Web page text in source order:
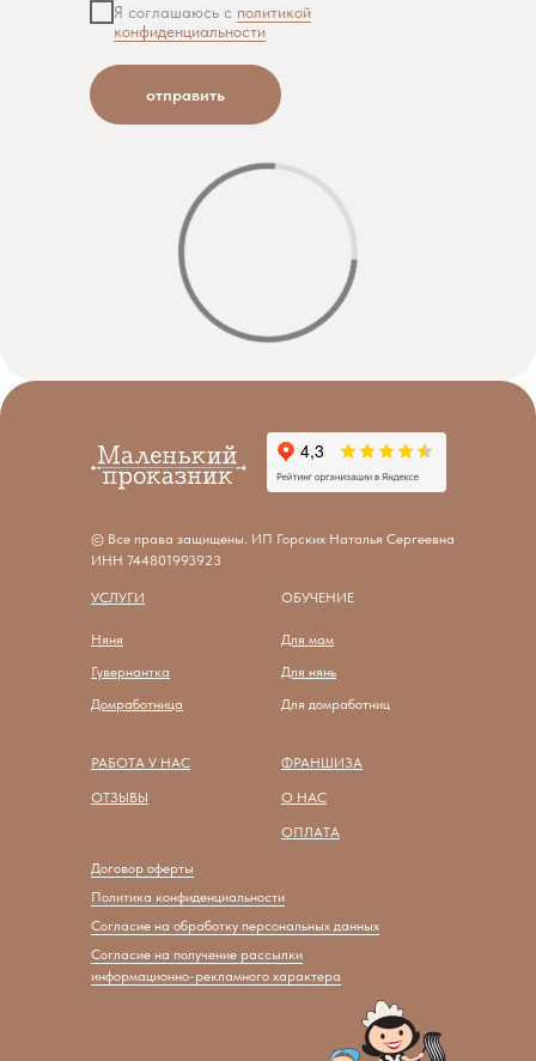
Я соглашаюсь с политикой
конфиденциальности
отправить
Няня
Домработница
Гувернантка
© Все права защищены. ИП Горских Наталья Сергеевна
ИНН 744801993923
Для домработниц
Политика конфиденциальности
Согласие на получение рассылки
информационно-рекламного характера
Согласие на обработку персональных данных
Договор оферты
Для нянь
Для мам
УСЛУГИ ОБУЧЕНИЕ
РАБОТА У НАС
О НАС
ФРАНШИЗА
ОТЗЫВЫ
ОПЛАТА